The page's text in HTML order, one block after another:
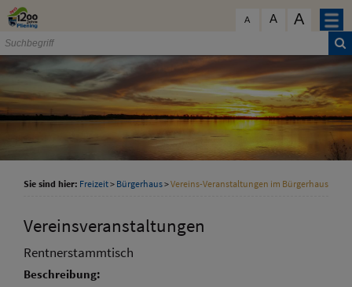
Zum Inhalt
A A A
Sie sind hier: Freizeit> Bürgerhaus>Vereins-Veranstaltungen im Bürgerhaus
Vereinsveranstaltungen
Rentnerstammtisch
Beschreibung:
schließen